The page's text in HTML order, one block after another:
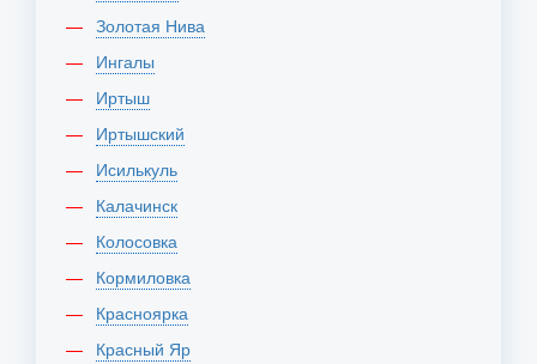
Золотая Нива
Ингалы
Иртыш
Иртышский
Исилькуль
Калачинск
Колосовка
Кормиловка
Красноярка
Красный Яр